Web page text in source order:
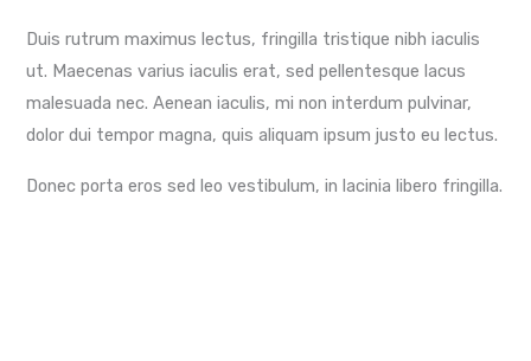
Duis rutrum maximus lectus, fringilla tristique nibh iaculis
ut. Maecenas varius iaculis erat, sed pellentesque lacus
malesuada nec. Aenean iaculis, mi non interdum pulvinar,
dolor dui tempor magna, quis aliquam ipsum justo eu lectus.
Donec porta eros sed leo vestibulum, in lacinia libero fringilla.